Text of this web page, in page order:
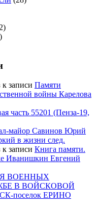
к записи Памяти
войны Карелова
часть 55201 (Пенза-19,
майор Савинов Юрий
в жизни след.
к записи Книга памяти.
Иванишкин Евгений
ВОЕННЫХ
В ВОЙСКОВОЙ
поселок ЕРИНО